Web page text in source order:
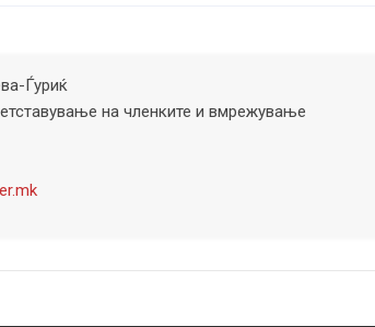
Ѓуриќ
на членките и вмрежување